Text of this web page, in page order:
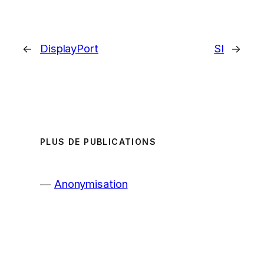
← DisplayPort SI →
PLUS DE PUBLICATIONS
Anonymisation